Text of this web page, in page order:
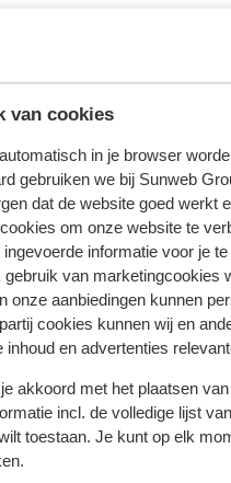
van cookies
in je browser
gebruiken we bij Sunweb
dat de website goed werkt
om onze website te
informatie voor je
van marketingcookies
onze aanbiedingen kunnen
cookies kunnen wij en
en advertenties
akkoord met het plaatsen
incl. de volledige lijst
toestaan. Je kunt op elk